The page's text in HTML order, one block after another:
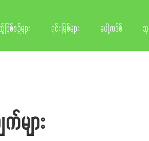
ြစ်စဉ်များ ရင်းမြစ်များ ပေါ့ကဒ်စ်
များ